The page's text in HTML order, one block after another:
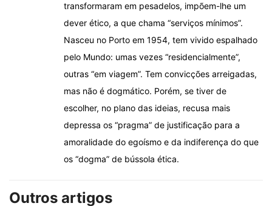
transformaram em pesadelos, impõem-lhe um
dever ético, a que chama “serviços mínimos”.
Nasceu no Porto em 1954, tem vivido espalhado
pelo Mundo: umas vezes “residencialmente”,
outras “em viagem”. Tem convicções arreigadas,
mas não é dogmático. Porém, se tiver de
escolher, no plano das ideias, recusa mais
depressa os “pragma” de justificação para a
amoralidade do egoísmo e da indiferença do que
os “dogma” de bússola ética.
Outros artigos